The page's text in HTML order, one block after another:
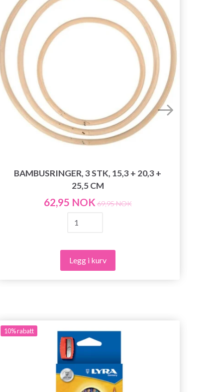
BAMBUSRINGER, 3 STK, 15,3 + 20,3 +
25,5 CM
62,95 NOK 69,95 NOK
Legg i kurv
10%rabatt